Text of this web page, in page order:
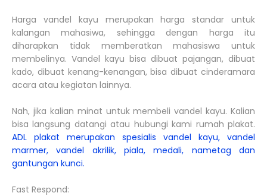
Harga vandel kayu merupakan harga standar untuk
kalangan mahasiwa, sehingga dengan harga itu
diharapkan tidak memberatkan mahasiswa untuk
membelinya. Vandel kayu bisa dibuat pajangan, dibuat
kado, dibuat kenang-kenangan, bisa dibuat cinderamara
acara atau kegiatan lainnya.
Nah, jika kalian minat untuk membeli vandel kayu. Kalian
bisa langsung datangi atau hubungi kami rumah plakat.
ADL plakat merupakan spesialis vandel kayu, vandel
marmer, vandel akrilik, piala, medali, nametag dan
gantungan kunci.
Fast Respond: